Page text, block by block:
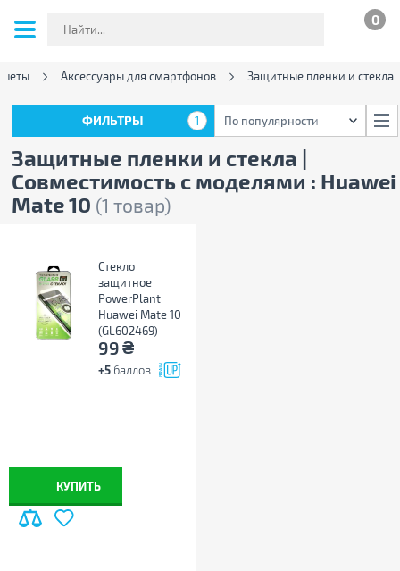
0
Аксессуары для смартфонов Защитные пленки и стекла
Защитные пленки и стекла |
Совместимость с моделями : Huawei
Mate 10 (1 товар)
ФИЛЬТРЫ 1 По популярности
Стекло
защитное
PowerPlant
Huawei Mate 10
(GL602469)
99₴
+5 баллов
КУПИТЬ
ФИЛЬТРЫ 1 По популярности